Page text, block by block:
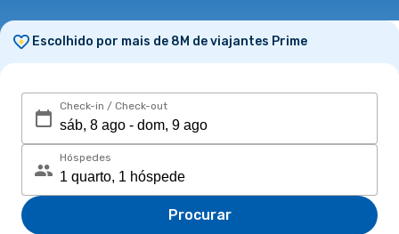
Escolhido por mais de 8M de viajantes Prime
Check-in / Check-out
Hóspedes
Procurar